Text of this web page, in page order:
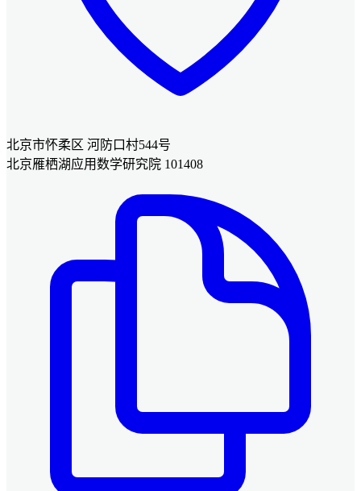
北京市怀柔区 河防口村544号
北京雁栖湖应用数学研究院 101408